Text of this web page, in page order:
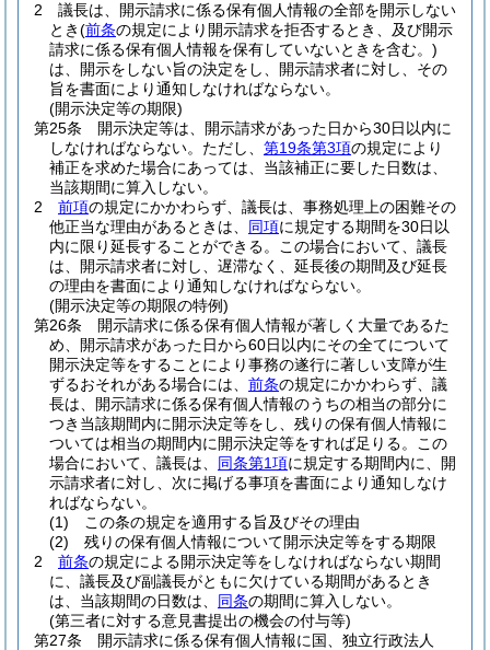
2
議長は、開示請求に係る保有個人情報の全部を開示しない
とき(前条の規定により開示請求を拒否するとき、及び開示
請求に係る保有個人情報を保有していないときを含む。)
は、開示をしない旨の決定をし、開示請求者に対し、その
旨を書面により通知しなければならない。
(開示決定等の期限)
第25条
開示決定等は、開示請求があった日から30日以内に
しなければならない。 ただし、 第19条第3項の規定により
補正を求めた場合にあっては、当該補正に要した日数は、
当該期間に算入しない。
2
前項の規定にかかわらず、議長は、事務処理上の困難その
他正当な理由があるときは、 同項に規定する期間を30日以
内に限り延長することができる。
この場合において、議長
は、開示請求者に対し、遅滞なく、延長後の期間及び延長
の理由を書面により通知しなければならない。
(開示決定等の期限の特例)
第26条
開示請求に係る保有個人情報が著しく大量であるた
め、開示請求があった日から60日以内にその全てについて
開示決定等をすることにより事務の遂行に著しい支障が生
ずるおそれがある場合には、 前条の規定にかかわらず、議
長は、開示請求に係る保有個人情報のうちの相当の部分に
つき当該期間内に開示決定等をし、残りの保有個人情報に
ついては相当の期間内に開示決定等をすれば足りる。
この
場合において、議長は、 同条第1項に規定する期間内に、開
示請求者に対し、次に掲げる事項を書面により通知しなけ
ればならない。
(1)
この条の規定を適用する旨及びその理由
(2)
残りの保有個人情報について開示決定等をする期限
2
前条の規定による開示決定等をしなければならない期間
に、議長及び副議長がともに欠けている期間があるとき
は、当該期間の日数は、 同条の期間に算入しない。
(第三者に対する意見書提出の機会の付与等)
第27条
開示請求に係る保有個人情報に国、独立行政法人